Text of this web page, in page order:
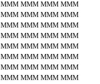
MMM MMM MMM MMM
MMM MMM MMM MMM
MMM MMM MMM MMM
MMM MMM MMM MMM
MMM MMM MMM MMM
MMM MMM MMM MMM
MMM MMM MMM MMM
MMM MMM MMM MMM